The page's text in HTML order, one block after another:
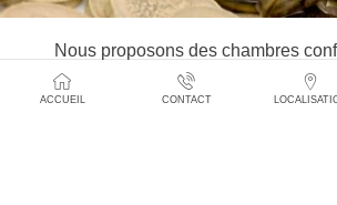
Nous proposons des chambres
excellent rapport qualité
ACCUEIL CONTACT